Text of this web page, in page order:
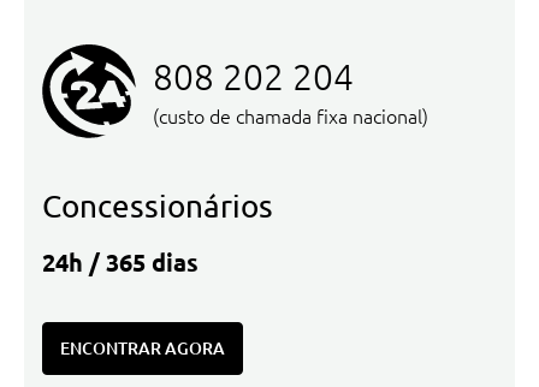
808 202 204
(custo de chamada fixa nacional)
Concessionários
24h / 365 dias
ENCONTRAR AGORA